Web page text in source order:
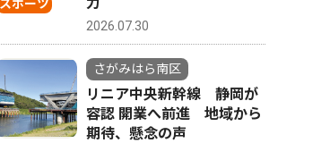
スポーツ
2026.07.30
さがみはら南区
リニア中央新幹線 静岡が
容認 開業へ前進 地域から
期待、懸念の声